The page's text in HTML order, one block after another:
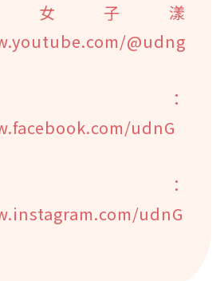
女子漾
@udng
：
udnG
：
udnG